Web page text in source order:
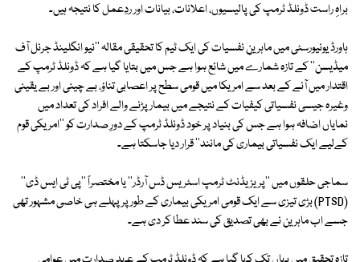
براہِ راست ڈونلڈ ٹرمپ کی پالیسیوں، اعلانات، بیانات اور ردِعمل کا نتیجہ ہیں۔
ہاورڈ یونیورسٹی میں ماہرینِ نفسیات کی ایک ٹیم کا تحقیقی مقالہ ''نیو انگلینڈ جرنل آف
میڈیسن'' کے تازہ شمارے میں شائع ہوا ہے جس میں بتایا گیا ہے کہ ڈونلڈ ٹرمپ کے
اقتدار میں آنے کے بعد سے امریکا میں قومی سطح پر اعصابی تناؤ، بے چینی اور بے یقینی
وغیرہ جیسی نفسیاتی کیفیات کے نتیجے میں بیمار پڑنے والے افراد کی تعداد میں
نمایاں اضافہ ہوا ہے جس کی بنیاد پر خود ڈونلڈ ٹرمپ کے دورِ صدارت کو ''امریکی قوم
کےلیے ایک نفسیاتی بیماری کی مانند'' قرار دیا جاسکتا ہے۔
سماجی حلقوں میں ''پریزیڈنٹ ٹرمپ اسٹریس ڈس آرڈر'' یا مختصراً ''پی ٹی ایس ڈی''
(PTSD) بڑی تیزی سے ایک قومی امریکی بیماری کے طور پر پہلے ہی خاصی مشہور تھی
جسے اب ماہرین نے بھی تصدیق کی سند عطا کر دی ہے۔